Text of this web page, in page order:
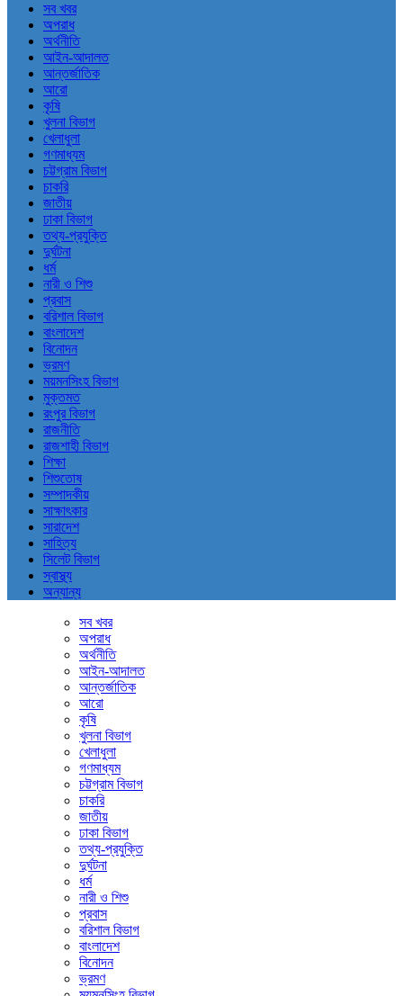
সব খবর
অপরাধ
অর্থনীতি
আইন-আদালত
আন্তর্জাতিক
আরো
কৃষি
খুলনা বিভাগ
খেলাধুলা
গণমাধ্যম
চট্টগ্রাম বিভাগ
চাকরি
জাতীয়
ঢাকা বিভাগ
তথ্য-প্রযুক্তি
দুর্ঘটনা
ধর্ম
নারী ও শিশু
প্রবাস
বরিশাল বিভাগ
বাংলাদেশ
বিনোদন
ভ্রমণ
ময়মনসিংহ বিভাগ
মুক্তমত
রংপুর বিভাগ
রাজনীতি
রাজশাহী বিভাগ
শিক্ষা
শিশুতোষ
সম্পাদকীয়
সাক্ষাৎকার
সারাদেশ
সাহিত্য
সিলেট বিভাগ
স্বাস্থ্য
অন্যান্য
সব খবর
অপরাধ
অর্থনীতি
আইন-আদালত
আন্তর্জাতিক
আরো
কৃষি
খুলনা বিভাগ
খেলাধুলা
গণমাধ্যম
চট্টগ্রাম বিভাগ
চাকরি
জাতীয়
ঢাকা বিভাগ
তথ্য-প্রযুক্তি
দুর্ঘটনা
ধর্ম
নারী ও শিশু
প্রবাস
বরিশাল বিভাগ
বাংলাদেশ
বিনোদন
ভ্রমণ